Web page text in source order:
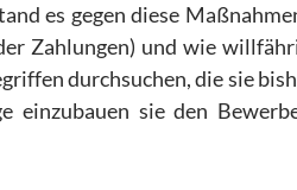
es gegen diese
Zahlungen) und wie
durchsuchen, die sie
einzubauen sie den